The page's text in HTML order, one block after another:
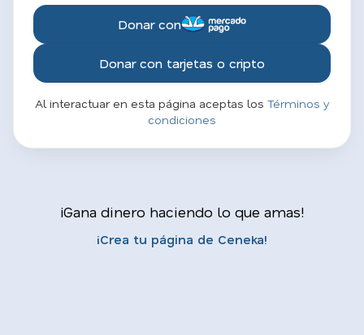
Donar con
Donar con tarjetas o cripto
Al interactuar en esta página aceptas los Términos y
condiciones
¡Gana dinero haciendo lo que amas!
¡Crea tu página de Ceneka!